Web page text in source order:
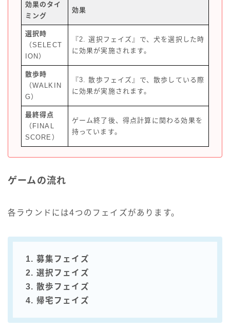
効果のタイ
ミング
効果
選択時
（SELECT
ION）
『2. 選択フェイズ』で、犬を選択した時
に効果が実施されます。
散歩時
（WALKIN
G）
『3. 散歩フェイズ』で、散歩している際
に効果が実施されます。
最終得点
（FINAL
SCORE）
ゲーム終了後、得点計算に関わる効果を
持っています。
ゲームの流れ
各ラウンドには4つのフェイズがあります。
1. 募集フェイズ
2. 選択フェイズ
3. 散歩フェイズ
4. 帰宅フェイズ